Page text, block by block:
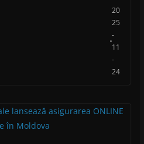
20
25
-
11
-
24